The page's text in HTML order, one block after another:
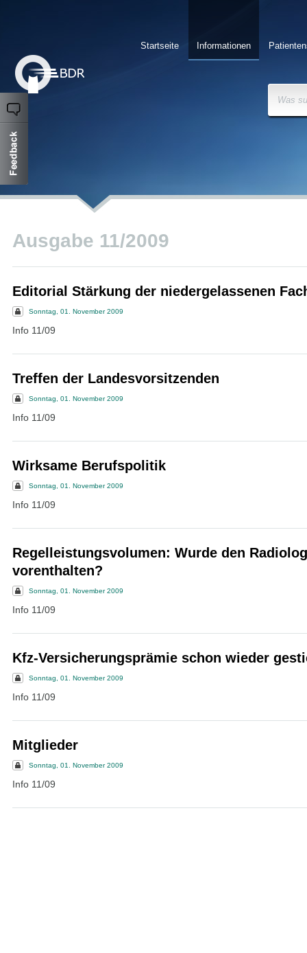
Informationen
Startseite
Was
Ausgabe 11/2009
Editorial Stärkung der niedergelassenen
Sonntag, 01. November 2009
Info 11/09
Treffen der Landesvorsitzenden
Sonntag, 01. November 2009
Info 11/09
Wirksame Berufspolitik
Sonntag, 01. November 2009
Info 11/09
Regelleistungsvolumen: Wurde den
vorenthalten?
Sonntag, 01. November 2009
Info 11/09
Kfz-Versicherungsprämie schon wieder
Sonntag, 01. November 2009
Info 11/09
Mitglieder
Sonntag, 01. November 2009
Info 11/09